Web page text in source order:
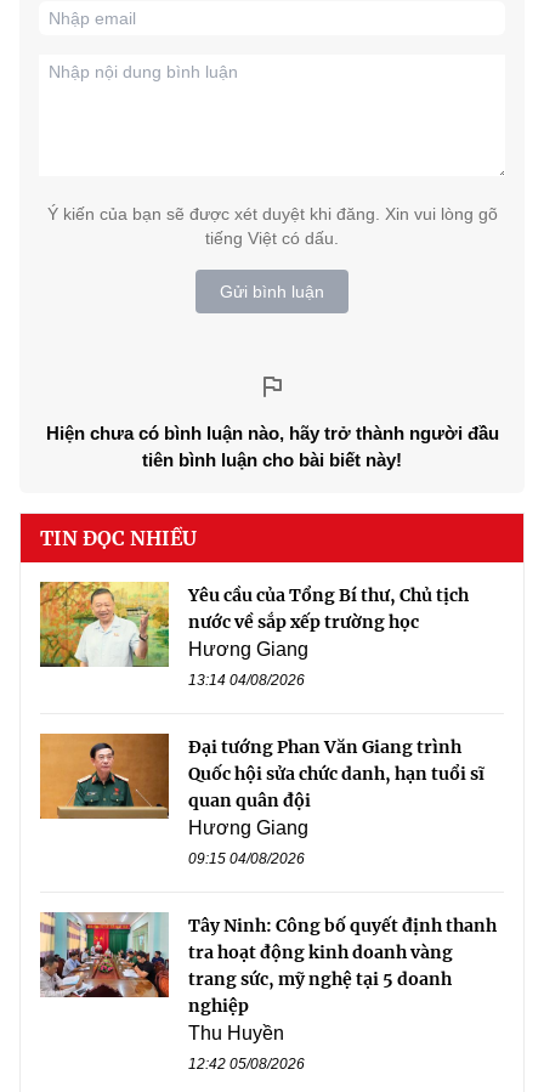
Ý kiến của bạn sẽ được xét duyệt khi đăng. Xin vui lòng gõ
tiếng Việt có dấu.
Gửi bình luận
Hiện chưa có bình luận nào, hãy trở thành người đầu
tiên bình luận cho bài biết này!
TIN ĐỌC NHIỀU
Yêu cầu của Tổng Bí thư, Chủ tịch
nước về sắp xếp trường học
Hương Giang
13:14 04/08/2026
Đại tướng Phan Văn Giang trình
Quốc hội sửa chức danh, hạn tuổi sĩ
quan quân đội
Hương Giang
09:15 04/08/2026
Tây Ninh: Công bố quyết định thanh
tra hoạt động kinh doanh vàng
trang sức, mỹ nghệ tại 5 doanh
nghiệp
Thu Huyền
12:42 05/08/2026